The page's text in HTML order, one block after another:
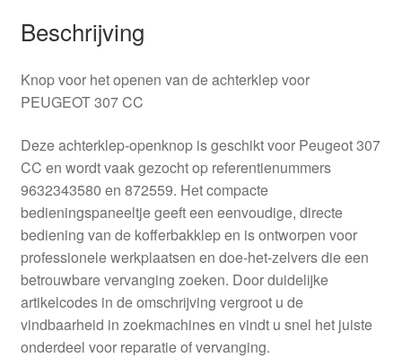
Beschrijving
Knop voor het openen van de achterklep voor
PEUGEOT 307 CC
Deze achterklep‑openknop is geschikt voor Peugeot 307
CC en wordt vaak gezocht op referentienummers
9632343580 en 872559. Het compacte
bedieningspaneeltje geeft een eenvoudige, directe
bediening van de kofferbakklep en is ontworpen voor
professionele werkplaatsen en doe‑het‑zelvers die een
betrouwbare vervanging zoeken. Door duidelijke
artikelcodes in de omschrijving vergroot u de
vindbaarheid in zoekmachines en vindt u snel het juiste
onderdeel voor reparatie of vervanging.